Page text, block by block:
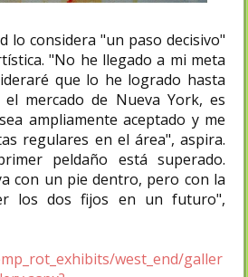
lo considera "un paso decisivo"
"No he llegado a mi meta
que lo he logrado hasta
mercado de Nueva York, es
ampliamente aceptado y me
regulares en el área", aspira.
peldaño está superado.
con un pie dentro, pero con la
los dos fijos en un futuro",
west_end/galler